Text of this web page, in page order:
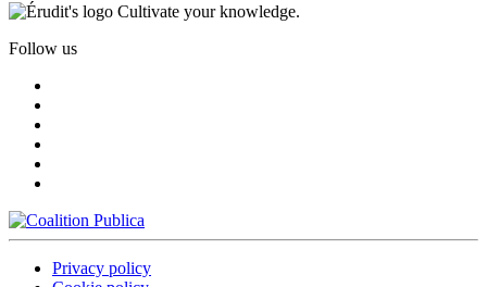
Cultivate your knowledge.
Follow us
Privacy policy